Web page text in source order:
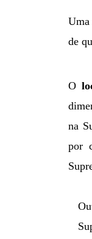
Uma
de
O
na
por